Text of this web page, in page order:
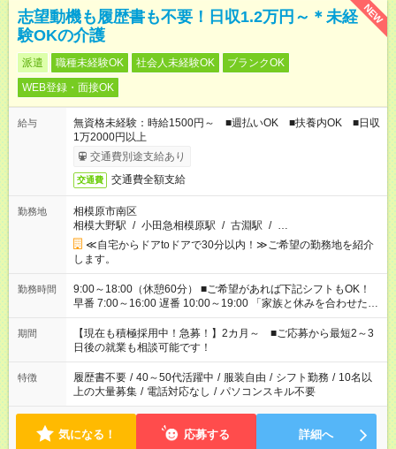
NEW
志望動機も履歴書も不要！日収1.2万円～＊未経
験OKの介護
派遣 職種未経験OK 社会人未経験OK
ブランクOK
WEB登録・面接OK
給与
無資格未経験：時給1500円～ ■週払いOK ■扶養内OK ■日収
1万2000円以上
交通費別途支給あり
交通費 交通費全額支給
勤務地
相模原市南区
相模大野駅 / 小田急相模原駅 / 古淵駅 / …
≪自宅からドアtoドアで30分以内！≫ご希望の勤務地を紹介
します。
勤務時間
9:00～18:00（休憩60分） ■ご希望があれば下記シフトもOK！
早番 7:00～16:00 遅番 10:00～19:00 「家族と休みを合わせた
い」 「余裕を持って夕飯の準備がしたい」 「できれば残業はし
たくない」 など、ご希望を教えてくださいね。 ※Wワーク希望
の方へ 今ご覧のお仕事で希望する勤務時間と、もう1つのお仕事
の勤務時間。 合計で週40時間を超える場合は応募できません。
期間
【現在も積極採用中！急募！】2カ月～ ■ご応募から最短2～3
日後の就業も相談可能です！
特徴 履歴書不要 / 40～50代活躍中 / 服装自由 / シフト勤務 / 10名以
上の大量募集 / 電話対応なし / パソコンスキル不要
気になる！ 応募する 詳細へ